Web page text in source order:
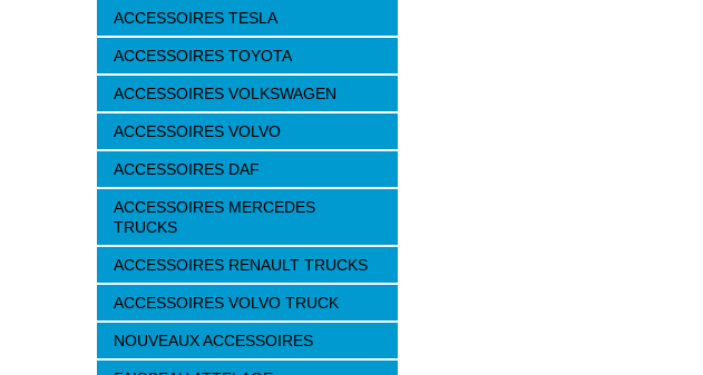
ACCESSOIRES TESLA
ACCESSOIRES TOYOTA
ACCESSOIRES VOLKSWAGEN
ACCESSOIRES VOLVO
ACCESSOIRES DAF
ACCESSOIRES MERCEDES
TRUCKS
ACCESSOIRES RENAULT TRUCKS
ACCESSOIRES VOLVO TRUCK
NOUVEAUX ACCESSOIRES